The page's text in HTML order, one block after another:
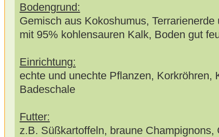
Bodengrund:
Gemisch aus Kokoshumus,
mit 95% kohlensauren Kalk, Boden gut
Einrichtung:
echte und unechte Pflanzen, Korkröhren,
Badeschale
Futter:
z.B. Süßkartoffeln, braune Champignons,